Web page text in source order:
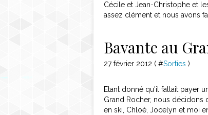
Cécile et Jean-Christophe et
assez clément et nous avons
Bavante au
27 février 2012 ( #Sorties )
Etant donné qu'il fallait payer
Grand Rocher, nous décidons
en ski, Chloé, Jocelyn et moi